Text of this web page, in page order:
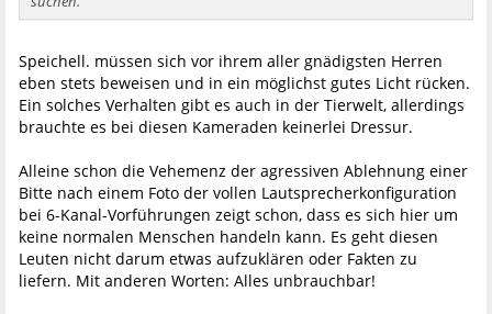
Speichell. müssen sich vor ihrem aller gnädigsten Herren
eben stets beweisen und in ein möglichst gutes Licht rücken.
Ein solches Verhalten gibt es auch in der Tierwelt, allerdings
brauchte es bei diesen Kameraden keinerlei Dressur.
Alleine schon die Vehemenz der agressiven Ablehnung einer
Bitte nach einem Foto der vollen Lautsprecherkonfiguration
bei 6-Kanal-Vorführungen zeigt schon, dass es sich hier um
keine normalen Menschen handeln kann. Es geht diesen
Leuten nicht darum etwas aufzuklären oder Fakten zu
liefern. Mit anderen Worten: Alles unbrauchbar!